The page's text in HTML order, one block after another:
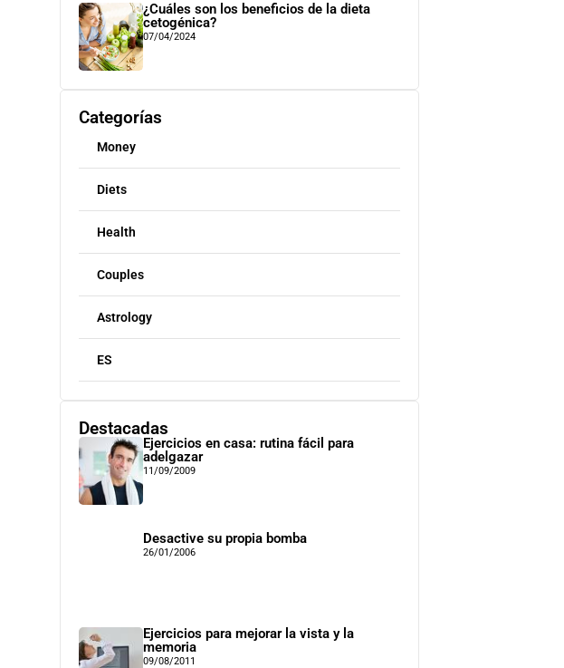
¿Cuáles son los beneficios de la dieta
cetogénica?
07/04/2024
Categorías
Money
Diets
Health
Couples
Astrology
ES
Destacadas
Ejercicios en casa: rutina fácil para
adelgazar
11/09/2009
Desactive su propia bomba
26/01/2006
Ejercicios para mejorar la vista y la
memoria
09/08/2011